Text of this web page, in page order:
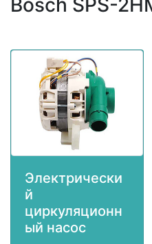
Bosch SPS-
Электрически
й
циркуляционн
ый насос